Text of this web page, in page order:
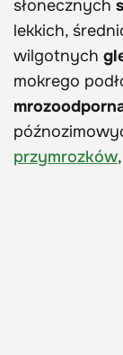
słonecznych
lekkich,
wilgotnych
mokrego
przymrozków